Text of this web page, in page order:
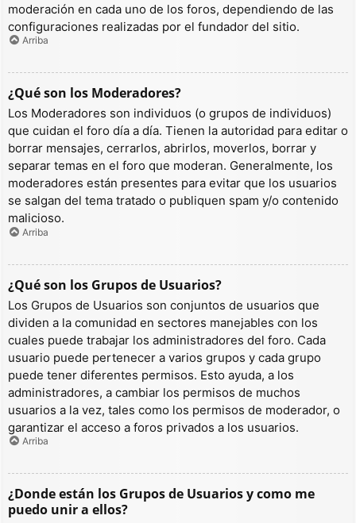
moderación en cada uno de los foros, dependiendo de las
configuraciones realizadas por el fundador del sitio.
Arriba
¿Qué son los Moderadores?
Los Moderadores son individuos (o grupos de individuos)
que cuidan el foro día a día. Tienen la autoridad para editar o
borrar mensajes, cerrarlos, abrirlos, moverlos, borrar y
separar temas en el foro que moderan. Generalmente, los
moderadores están presentes para evitar que los usuarios
se salgan del tema tratado o publiquen spam y/o contenido
malicioso.
Arriba
¿Qué son los Grupos de Usuarios?
Los Grupos de Usuarios son conjuntos de usuarios que
dividen a la comunidad en sectores manejables con los
cuales puede trabajar los administradores del foro. Cada
usuario puede pertenecer a varios grupos y cada grupo
puede tener diferentes permisos. Esto ayuda, a los
administradores, a cambiar los permisos de muchos
usuarios a la vez, tales como los permisos de moderador, o
garantizar el acceso a foros privados a los usuarios.
Arriba
¿Donde están los Grupos de Usuarios y como me
puedo unir a ellos?